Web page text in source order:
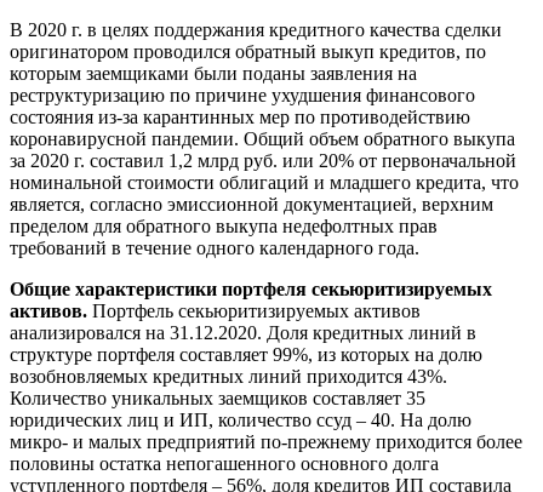
В 2020 г. в целях поддержания кредитного качества сделки
оригинатором проводился обратный выкуп кредитов, по
которым заемщиками были поданы заявления на
реструктуризацию по причине ухудшения финансового
состояния из-за карантинных мер по противодействию
коронавирусной пандемии. Общий объем обратного выкупа
за 2020 г. составил 1,2 млрд руб. или 20% от первоначальной
номинальной стоимости облигаций и младшего кредита, что
является, согласно эмиссионной документацией, верхним
пределом для обратного выкупа недефолтных прав
требований в течение одного календарного года.
Общие характеристики портфеля секьюритизируемых
активов. Портфель секьюритизируемых активов
анализировался на 31.12.2020. Доля кредитных линий в
структуре портфеля составляет 99%, из которых на долю
возобновляемых кредитных линий приходится 43%.
Количество уникальных заемщиков составляет 35
юридических лиц и ИП, количество ссуд – 40. На долю
микро- и малых предприятий по-прежнему приходится более
половины остатка непогашенного основного долга
уступленного портфеля – 56%, доля кредитов ИП составила